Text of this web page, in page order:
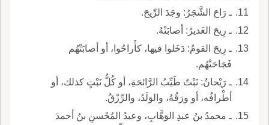
ـ رَاحَ الشَّجَرُ: وجَدَ الرِّيحَ.
ـ رِيحَ الغَديرُ: أصابَتْهُ.
ـ رِيحَ القومُ: دَخَلوا فيها، كأَراحُوا، أو أصابَتْهُم
فَجَاحَتْهُم.
ـ رَيْحانُ: نَبْتٌ طَيِّبُ الرَّائحَةِ، أو كُلُّ نَبْتٍ كذلك، أو
أطْرافُه، أو ورَقُهُ، والوَلَدُ، والرِّزْقُ.
ـ محمدُ بنُ عبدِ الوَهَّابِ، وعبدُ المُحْسنِ بنُ أحمدَ